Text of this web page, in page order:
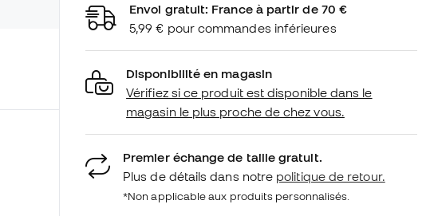
Envoi gratuit: France à partir de 70 €
5,99 € pour commandes inférieures
Disponibilité en magasin
Vérifiez si ce produit est disponible dans le
magasin le plus proche de chez vous.
Premier échange de taille gratuit.
Plus de détails dans notre politique de retour.
*Non applicable aux produits personnalisés.